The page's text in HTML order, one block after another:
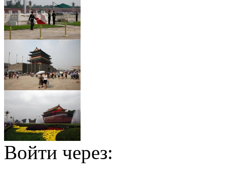
Войти через: